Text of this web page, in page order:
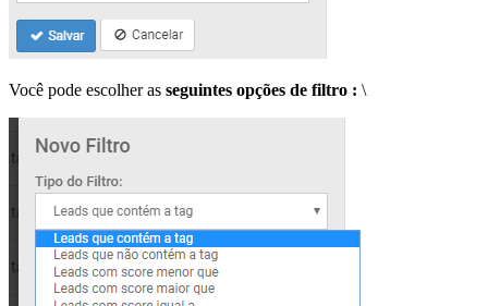
Você pode escolher as seguintes opções de filtro : \